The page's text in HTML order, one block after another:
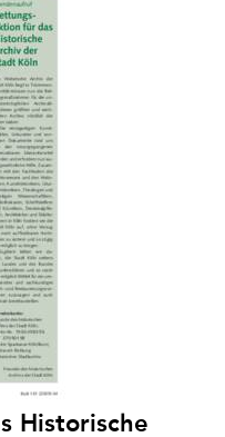
Historische